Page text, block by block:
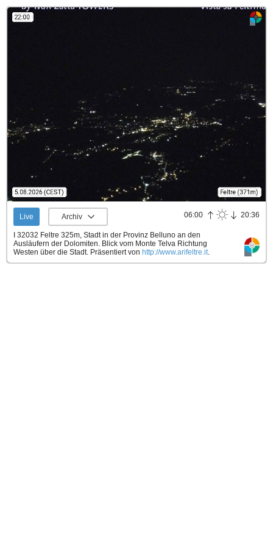
Live Archiv 06:00 20:36
I 32032 Feltre 325m, Stadt in der Provinz Belluno an den
Ausläufern der Dolomiten. Blick vom Monte Telva Richtung
Westen über die Stadt. Präsentiert von http://www.arifeltre.it.